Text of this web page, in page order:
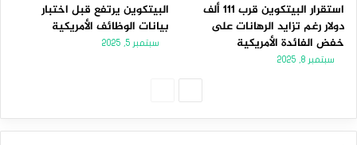
استقرار البيتكوين قرب 111 ألف
دولار رغم تزايد الرهانات على
خفض الفائدة الأمريكية
سبتمبر 8, 2025
البيتكوين يرتفع قبل اختبار
بيانات الوظائف الأمريكية
سبتمبر 5, 2025